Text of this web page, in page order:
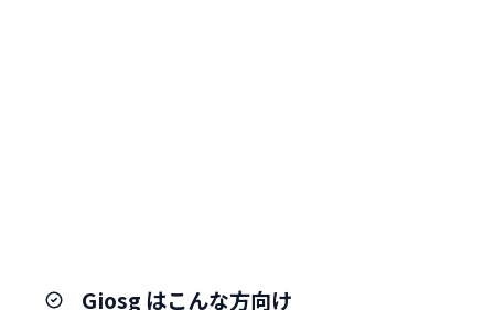
Giosg はこんな方向け